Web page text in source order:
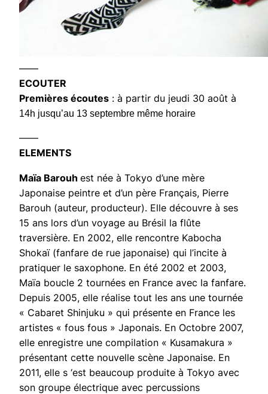
——
ECOUTER
Premières écoutes : à partir du jeudi 30 août à
14h jusqu’au 13 septembre même horaire
——
ELEMENTS
Maïa Barouh est née à Tokyo d’une mère
Japonaise peintre et d’un père Français, Pierre
Barouh (auteur, producteur). Elle découvre à ses
15 ans lors d’un voyage au Brésil la flûte
traversière. En 2002, elle rencontre Kabocha
Shokaï (fanfare de rue japonaise) qui l’incite à
pratiquer le saxophone. En été 2002 et 2003,
Maïa boucle 2 tournées en France avec la fanfare.
Depuis 2005, elle réalise tout les ans une tournée
« Cabaret Shinjuku » qui présente en France les
artistes « fous fous » Japonais. En Octobre 2007,
elle enregistre une compilation « Kusamakura »
présentant cette nouvelle scène Japonaise. En
2011, elle s ‘est beaucoup produite à Tokyo avec
son groupe électrique avec percussions